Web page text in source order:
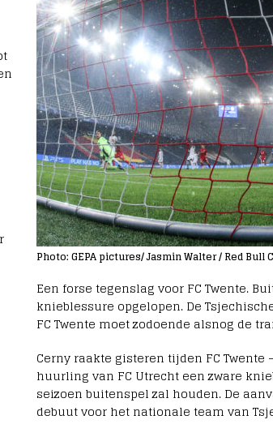
Photo: GEPA pictures/ Jasmin Walter / Red Bull
Een forse tegenslag voor FC Twente.
knieblessure opgelopen. De
FC Twente moet zodoende alsnog de
Cerny raakte gisteren tijden FC Twente
huurling van FC Utrecht een zware
seizoen buitenspel zal houden. De
debuut voor het nationale team van